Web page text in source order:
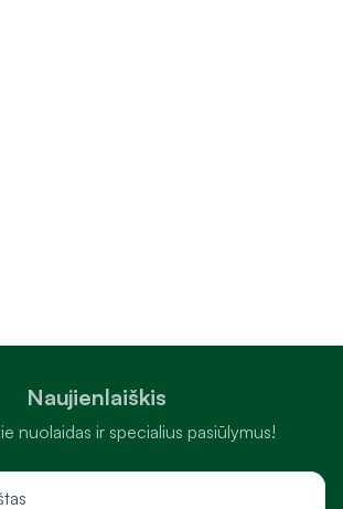
Naujienlaiškis
nuolaidas ir specialius pasiūlymus!